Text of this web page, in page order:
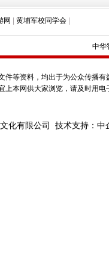
网 | 黄埔军校同学会 |
中华
等资料，均出于为公众传播
上本网供大家浏览，请及时用
化有限公司 技术支持：